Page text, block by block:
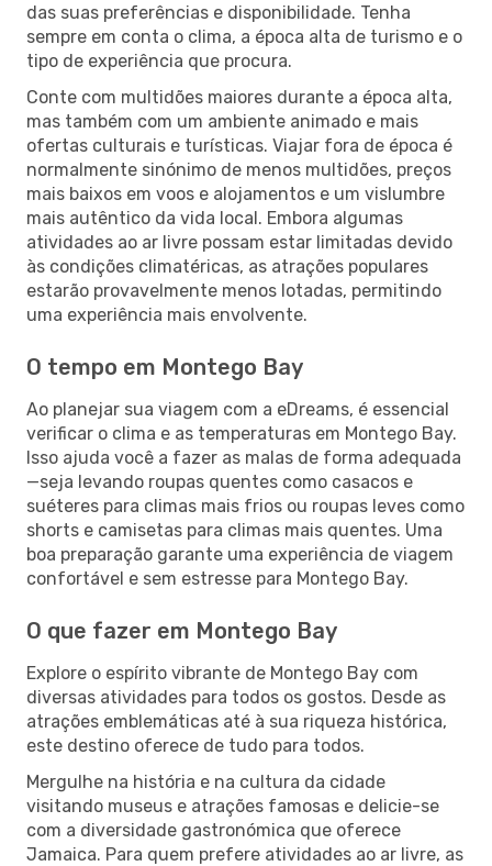
das suas preferências e disponibilidade. Tenha
sempre em conta o clima, a época alta de turismo e o
tipo de experiência que procura.
Conte com multidões maiores durante a época alta,
mas também com um ambiente animado e mais
ofertas culturais e turísticas. Viajar fora de época é
normalmente sinónimo de menos multidões, preços
mais baixos em voos e alojamentos e um vislumbre
mais autêntico da vida local. Embora algumas
atividades ao ar livre possam estar limitadas devido
às condições climatéricas, as atrações populares
estarão provavelmente menos lotadas, permitindo
uma experiência mais envolvente.
O tempo em Montego Bay
Ao planejar sua viagem com a eDreams, é essencial
verificar o clima e as temperaturas em Montego Bay.
Isso ajuda você a fazer as malas de forma adequada
—seja levando roupas quentes como casacos e
suéteres para climas mais frios ou roupas leves como
shorts e camisetas para climas mais quentes. Uma
boa preparação garante uma experiência de viagem
confortável e sem estresse para Montego Bay.
O que fazer em Montego Bay
Explore o espírito vibrante de Montego Bay com
diversas atividades para todos os gostos. Desde as
atrações emblemáticas até à sua riqueza histórica,
este destino oferece de tudo para todos.
Mergulhe na história e na cultura da cidade
visitando museus e atrações famosas e delicie-se
com a diversidade gastronómica que oferece
Jamaica. Para quem prefere atividades ao ar livre, as